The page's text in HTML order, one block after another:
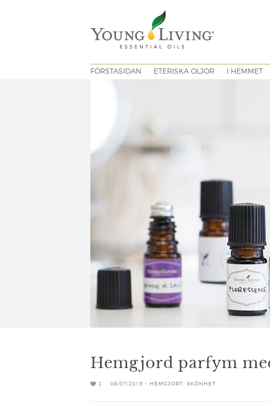
FÖRSTASIDAN ETERISKA OLJOR I HEMMET
Hemgjord parfym
2 08/07/2019 - HEMGJORT SKÖNHET